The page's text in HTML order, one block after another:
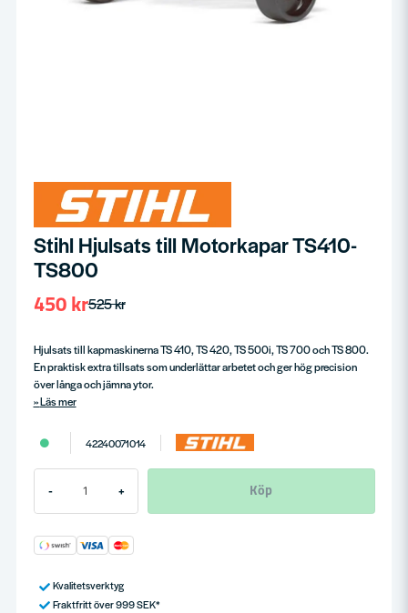
Stihl Hjulsats till Motorkapar TS410-
TS800
525 kr
450 kr
Hjulsats till kapmaskinerna TS 410, TS 420, TS 500i, TS 700 och TS 800.
En praktisk extra tillsats som underlättar arbetet och ger hög precision
över långa och jämna ytor.
Läs mer
42240071014
- + Köp
Kvalitetsverktyg
Fraktfritt över 999 SEK*